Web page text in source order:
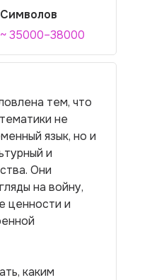
Символов
~ 35000–38000
тем, что
не
язык, но и
и
Они
на войну,
ценности и
каким